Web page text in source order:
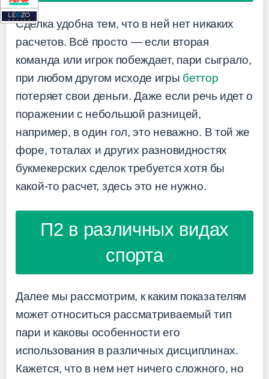
Сделка удобна тем, что в ней нет никаких
расчетов. Всё просто — если вторая
команда или игрок побеждает, пари сыграло,
при любом другом исходе игры беттор
потеряет свои деньги. Даже если речь идет о
поражении с небольшой разницей,
например, в один гол, это неважно. В той же
форе, тоталах и других разновидностях
букмекерских сделок требуется хотя бы
какой-то расчет, здесь это не нужно.
П2 в различных видах
спорта
Далее мы рассмотрим, к каким показателям
может относиться рассматриваемый тип
пари и каковы особенности его
использования в различных дисциплинах.
Кажется, что в нем нет ничего сложного, но